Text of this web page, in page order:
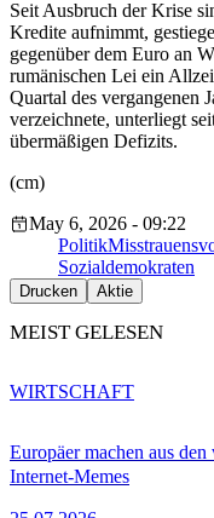
Seit Ausbruch der Krise
Kredite aufnimmt,
gegenüber dem Euro an
rumänischen Lei ein
Quartal des vergangenen
verzeichnete, unterliegt
übermäßigen Defizits.
(cm)
May 6, 2026 - 09:22
Politik
Sozialdemokraten
Drucken Aktie
MEIST GELESEN
Europäer machen aus
Internet-Memes
WIRTSCHAFT